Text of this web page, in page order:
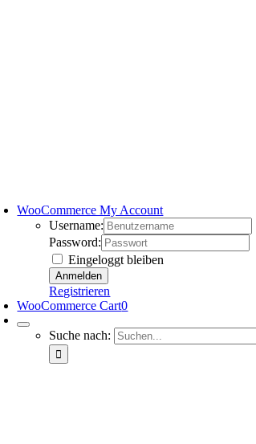
WooCommerce My Account
Username:
Password:
Eingeloggt bleiben
Registrieren
WooCommerce Cart0
Suche nach: